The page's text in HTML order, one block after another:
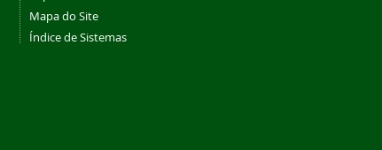
Mapa do Site
Índice de Sistemas